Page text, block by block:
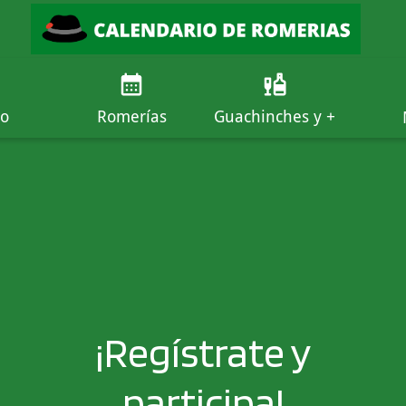
Romerías Guachinches y +
¡Regístrate y